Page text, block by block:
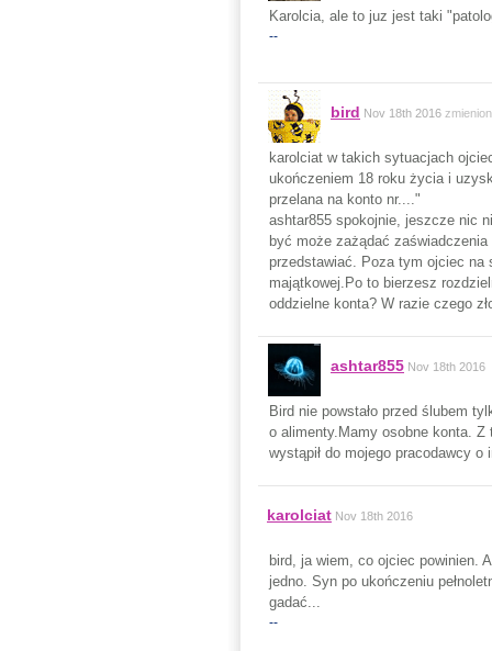
Karolcia, ale to juz jest taki
--
bird Nov 18th 2016
karolciat w takich sytuacjach
ukończeniem 18 roku życia i
przelana na konto nr...."
ashtar855 spokojnie, jeszcze nic
być może zażądać
przedstawiać. Poza tym ojciec na
majątkowej.Po to bierzesz
oddzielne konta? W razie czego
ashtar855 Nov 18th 2016
Bird nie powstało przed ślubem
o alimenty.Mamy osobne konta.
wystąpił do mojego pracodawcy
karolciat Nov 18th 2016
bird, ja wiem, co ojciec powinien.
jedno. Syn po ukończeniu
gadać...
--